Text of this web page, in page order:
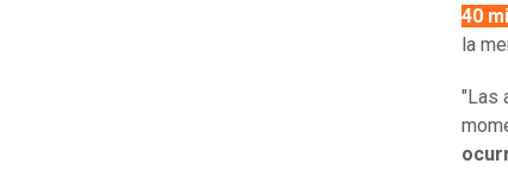
40
la
"Las